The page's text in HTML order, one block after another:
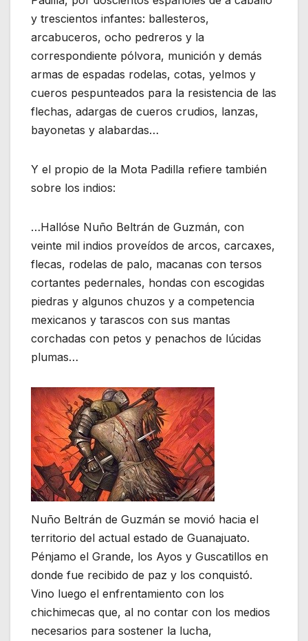
y trescientos infantes: ballesteros,
arcabuceros, ocho pedreros y la
correspondiente pólvora, munición y demás
armas de espadas rodelas, cotas, yelmos y
cueros pespunteados para la resistencia de las
flechas, adargas de cueros crudios, lanzas,
bayonetas y alabardas…
Y el propio de la Mota Padilla refiere también
sobre los indios:
…Hallóse Nuño Beltrán de Guzmán, con
veinte mil indios proveídos de arcos, carcaxes,
flecas, rodelas de palo, macanas con tersos
cortantes pedernales, hondas con escogidas
piedras y algunos chuzos y a competencia
mexicanos y tarascos con sus mantas
corchadas con petos y penachos de lúcidas
plumas…
Nuño Beltrán de Guzmán se movió hacia el
territorio del actual estado de Guanajuato.
Pénjamo el Grande, los Ayos y Guscatillos en
donde fue recibido de paz y los conquistó.
Vino luego el enfrentamiento con los
chichimecas que, al no contar con los medios
necesarios para sostener la lucha,